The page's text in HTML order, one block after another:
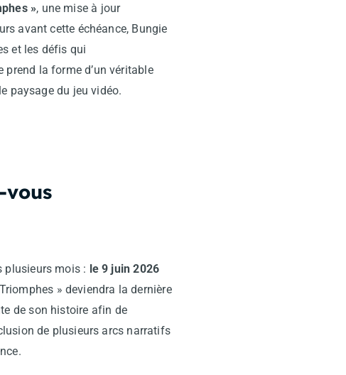
», une mise à jour
avant cette échéance, Bungie
et les défis qui
prend la forme d’un véritable
paysage du jeu vidéo.
plusieurs mois : le 9 juin 2026
» deviendra la dernière
de son histoire afin de
de plusieurs arcs narratifs